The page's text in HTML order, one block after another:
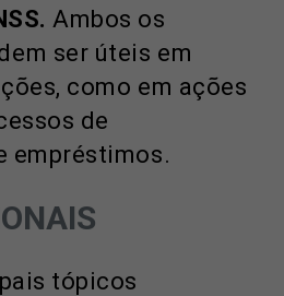
Ambos os
ser úteis em
como em ações
de
empréstimos.
tópicos